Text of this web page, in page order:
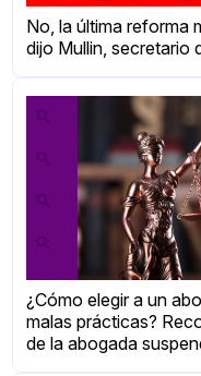
No, la última reforma
dijo Mullin, secretario
¿Cómo elegir a un
malas prácticas?
de la abogada